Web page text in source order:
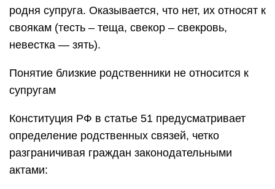
родня супруга. Оказывается, что нет, их относят к
своякам (тесть – теща, свекор – свекровь,
невестка — зять).
Понятие близкие родственники не относится к
супругам
Конституция РФ в статье 51 предусматривает
определение родственных связей, четко
разграничивая граждан законодательными
актами: